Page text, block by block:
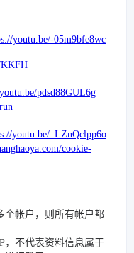
youtu.be/-05m9bfe8wc
KKFH
pdsd88GUL6g
youtu.be/_LZnQclpp6o
cookie-
个帐户，则所有帐户都
，不代表资料信息属于